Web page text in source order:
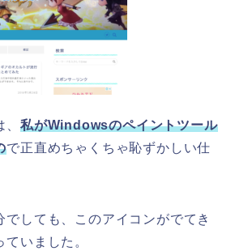
私がWindowsのペイントツール
で正直めちゃくちゃ恥ずかしい仕
でしても、このアイコンがでてき
いました。